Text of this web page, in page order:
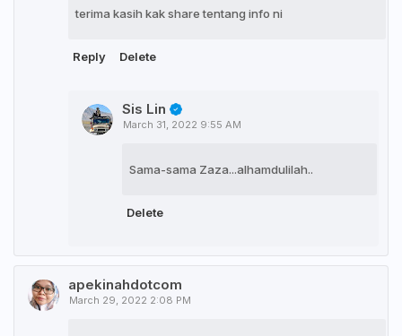
terima kasih kak share tentang info ni
Reply Delete
Sis Lin
March 31, 2022 9:55 AM
Sama-sama Zaza...alhamdulilah..
Delete
apekinahdotcom
March 29, 2022 2:08 PM